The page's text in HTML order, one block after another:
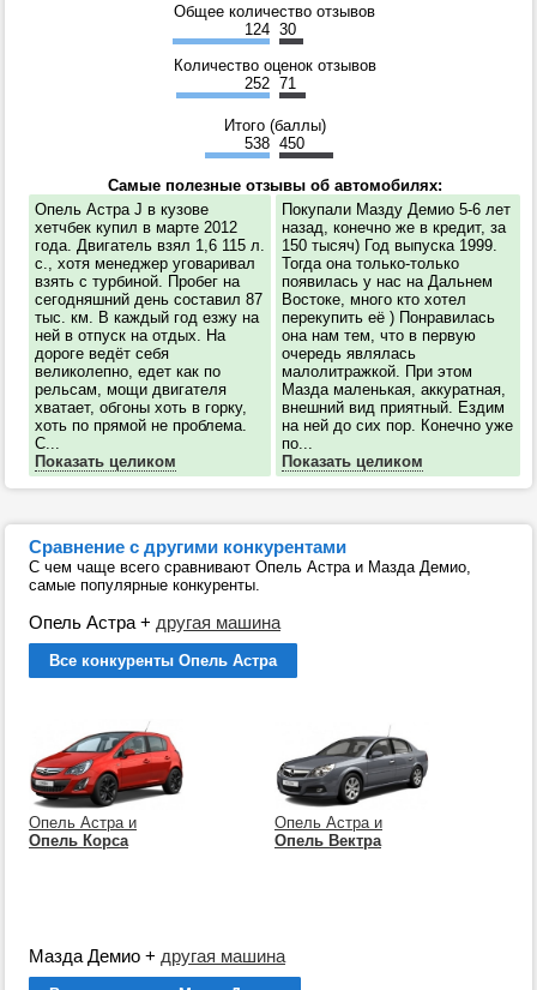
Общее количество отзывов
124 30
Количество оценок отзывов
252 71
Итого (баллы)
538 450
Самые полезные отзывы об автомобилях:
Опель Астра J в кузове
хетчбек купил в марте 2012
года. Двигатель взял 1,6 115 л.
с., хотя менеджер уговаривал
взять с турбиной. Пробег на
сегодняшний день составил 87
тыс. км. В каждый год езжу на
ней в отпуск на отдых. На
дороге ведёт себя
великолепно, едет как по
рельсам, мощи двигателя
хватает, обгоны хоть в горку,
хоть по прямой не проблема.
С...
Показать целиком
Покупали Мазду Демио 5-6 лет
назад, конечно же в кредит, за
150 тысяч) Год выпуска 1999.
Тогда она только-только
появилась у нас на Дальнем
Востоке, много кто хотел
перекупить её ) Понравилась
она нам тем, что в первую
очередь являлась
малолитражкой. При этом
Мазда маленькая, аккуратная,
внешний вид приятный. Ездим
на ней до сих пор. Конечно уже
по...
Показать целиком
Сравнение с другими конкурентами
С чем чаще всего сравнивают Опель Астра и Мазда Демио,
самые популярные конкуренты.
Опель Астра + другая машина
Все конкуренты Опель Астра
Опель Астра и
Опель Корса
Опель Астра и
Опель Вектра
Мазда Демио + другая машина